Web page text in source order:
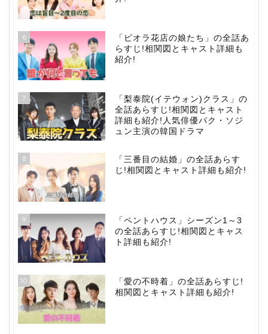
6
「ピオラ花店の娘たち」の全話あ
らすじ!相関図とキャスト詳細も
紹介!
7
「梨泰院(イテウォン)クラス」の
全話あらすじ!相関図とキャスト
詳細も紹介!人気俳優パク・ソジ
ュン主演の韓国ドラマ
8
「三番目の結婚」の全話あらす
じ!相関図とキャスト詳細も紹介!
9
「ペントハウス」シーズン1～3
の全話あらすじ!相関図とキャス
ト詳細も紹介!
10
「愛の不時着」の全話あらすじ!
相関図とキャスト詳細も紹介!